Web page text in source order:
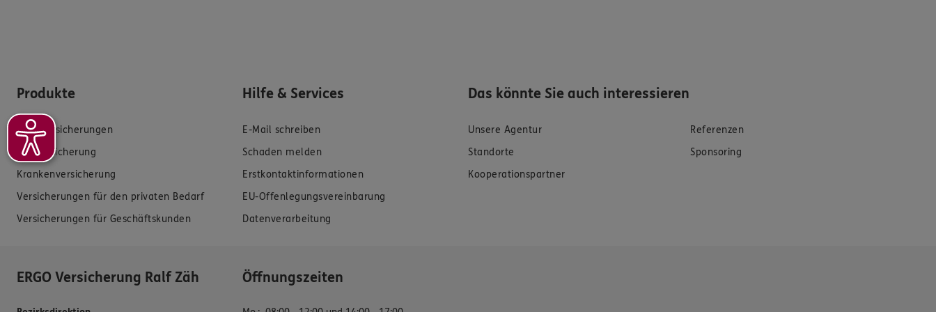
Produkte
Zahnversicherungen
Kfz-Versicherung
Krankenversicherung
Versicherungen für den privaten Bedarf
Versicherungen für Geschäftskunden
Hilfe & Services
E-Mail schreiben
Schaden melden
Erstkontaktinformationen
EU-Offenlegungsvereinbarung
Datenverarbeitung
Das könnte Sie auch interessieren
Unsere Agentur
Referenzen
Standorte
Sponsoring
Kooperationspartner
ERGO Versicherung Ralf Zäh Öffnungszeiten